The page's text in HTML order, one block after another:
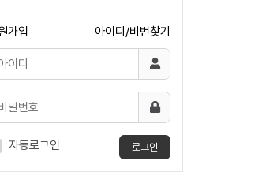
가입 아이디/비번찾기
자동로그인 로그인